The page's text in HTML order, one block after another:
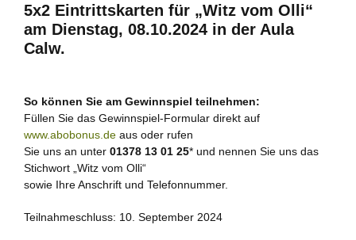
5x2 Eintrittskarten für „Witz vom Olli“
am Dienstag, 08.10.2024 in der Aula
Calw.
So können Sie am Gewinnspiel teilnehmen:
Füllen Sie das Gewinnspiel-Formular direkt auf
www.abobonus.deaus oder rufen
Sie uns an unter 01378 13 01 25* und nennen Sie uns das
Stichwort „Witz vom Olli“
sowie Ihre Anschrift und Telefonnummer.
Teilnahmeschluss: 10. September 2024